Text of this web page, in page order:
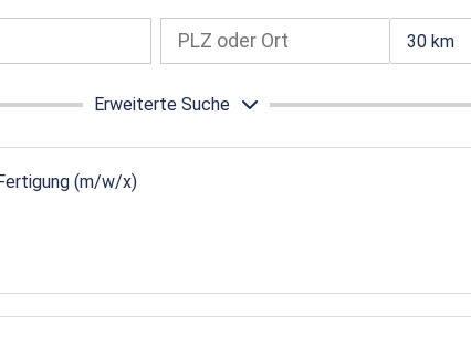
30 km
Erweiterte Suche
(m/w/x)